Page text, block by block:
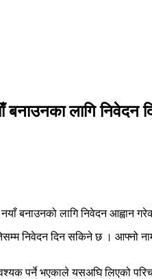
बनाउनका लागि निवेदन
बनाउनको लागि निवेदन आह्वान
निवेदन दिन सकिने छ । आफ्नो
पर्ने भएकाले यसअघि लिएको